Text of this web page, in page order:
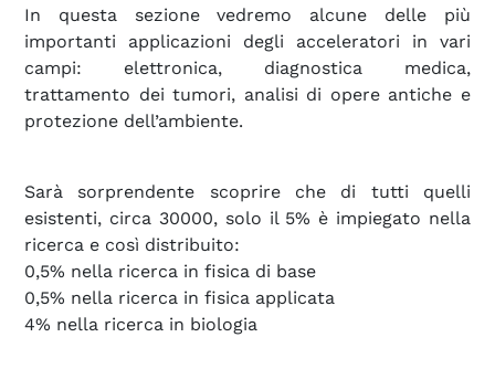
In questa sezione vedremo alcune delle più
importanti applicazioni degli acceleratori in vari
campi: elettronica, diagnostica medica,
trattamento dei tumori, analisi di opere antiche e
protezione dell’ambiente.
Sarà sorprendente scoprire che di tutti quelli
esistenti, circa 30000, solo il 5% è impiegato nella
ricerca e così distribuito:
0,5% nella ricerca in fisica di base
0,5% nella ricerca in fisica applicata
4% nella ricerca in biologia